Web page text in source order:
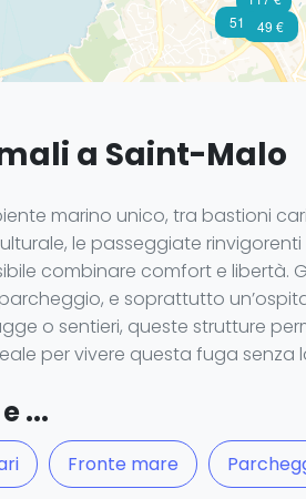
49 €
51 €
a Saint-Malo
marino unico, tra bastioni
le passeggiate
combinare comfort e libertà.
e soprattutto
o sentieri, queste strutture
per vivere questa fuga senza
...
Fronte mare